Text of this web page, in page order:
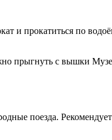
и прокатиться по
прыгнуть с вышки
поезда.